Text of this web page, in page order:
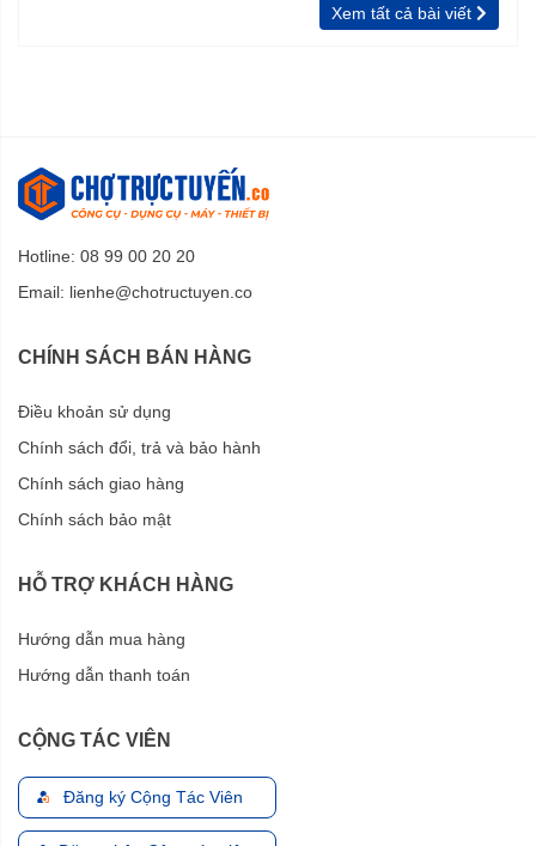
Xem tất cả bài viết
Hotline: 08 99 00 20 20
Email: lienhe@chotructuyen.co
CHÍNH SÁCH BÁN HÀNG
Điều khoản sử dụng
Chính sách đổi, trả và bảo hành
Chính sách giao hàng
Chính sách bảo mật
HỖ TRỢ KHÁCH HÀNG
Hướng dẫn mua hàng
Hướng dẫn thanh toán
CỘNG TÁC VIÊN
Đăng ký Cộng Tác Viên